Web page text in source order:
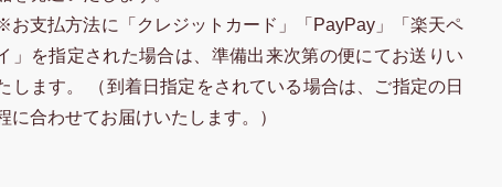
お支払方法に「クレジットカード」「PayPay」「楽天ペ
」を指定された場合は、準備出来次第の便にてお送りい
します。 （到着日指定をされている場合は、ご指定の日
に合わせてお届けいたします。）